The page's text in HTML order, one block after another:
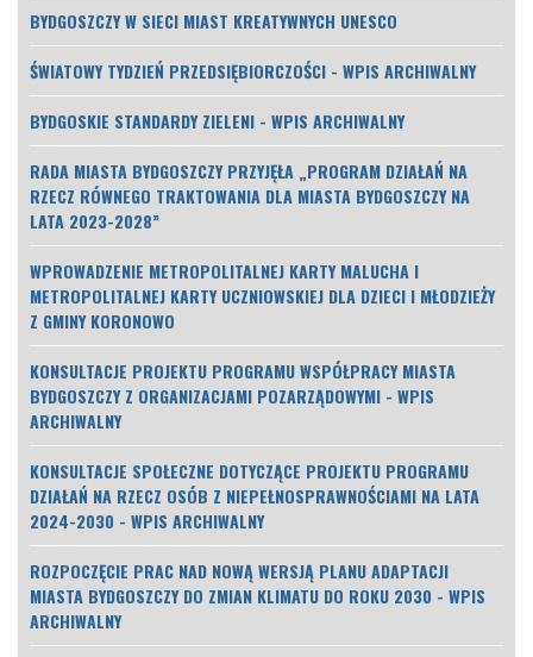
BYDGOSZCZY W SIECI MIAST KREATYWNYCH UNESCO
ŚWIATOWY TYDZIEŃ PRZEDSIĘBIORCZOŚCI - WPIS ARCHIWALNY
BYDGOSKIE STANDARDY ZIELENI - WPIS ARCHIWALNY
RADA MIASTA BYDGOSZCZY PRZYJĘŁA „PROGRAM DZIAŁAŃ NA
RZECZ RÓWNEGO TRAKTOWANIA DLA MIASTA BYDGOSZCZY NA
LATA 2023-2028”
WPROWADZENIE METROPOLITALNEJ KARTY MALUCHA I
METROPOLITALNEJ KARTY UCZNIOWSKIEJ DLA DZIECI I MŁODZIEŻY
Z GMINY KORONOWO
KONSULTACJE PROJEKTU PROGRAMU WSPÓŁPRACY MIASTA
BYDGOSZCZY Z ORGANIZACJAMI POZARZĄDOWYMI - WPIS
ARCHIWALNY
KONSULTACJE SPOŁECZNE DOTYCZĄCE PROJEKTU PROGRAMU
DZIAŁAŃ NA RZECZ OSÓB Z NIEPEŁNOSPRAWNOŚCIAMI NA LATA
2024-2030 - WPIS ARCHIWALNY
ROZPOCZĘCIE PRAC NAD NOWĄ WERSJĄ PLANU ADAPTACJI
MIASTA BYDGOSZCZY DO ZMIAN KLIMATU DO ROKU 2030 - WPIS
ARCHIWALNY